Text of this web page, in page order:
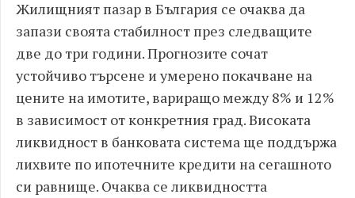
Жилищният пазар в България се очаква да
запази своята стабилност през следващите
две до три години. Прогнозите сочат
устойчиво търсене и умерено покачване на
цените на имотите, вариращо между 8% и 12%
в зависимост от конкретния град. Високата
ликвидност в банковата система ще поддържа
лихвите по ипотечните кредити на сегашното
си равнище. Очаква се ликвидността